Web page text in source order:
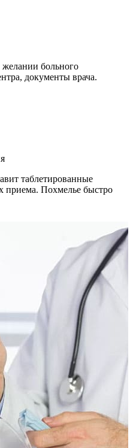
больного
документы врача.
таблетированные
приема. Похмелье быстро